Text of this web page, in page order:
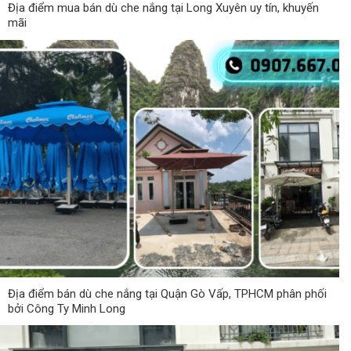
Địa điểm mua bán dù che nắng tại Long Xuyên uy tín, khuyến
mãi
Địa điểm bán dù che nắng tại Quận Gò Vấp, TPHCM phân phối
bởi Công Ty Minh Long